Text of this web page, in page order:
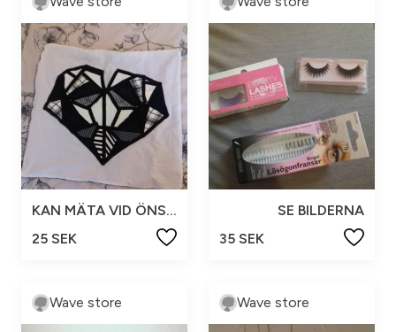
KAN MÄTA VID ÖNSKEMÅL
25 SEK
SE BILDERNA
35 SEK
Wave store Wave store